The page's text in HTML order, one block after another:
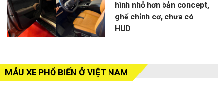
hình nhỏ hơn bản concept,
ghế chỉnh cơ, chưa có
HUD
MẪU XE PHỔ BIẾN Ở VIỆT NAM